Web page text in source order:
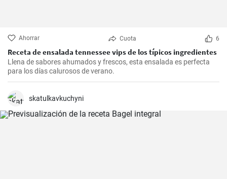
Ahorrar Cuota 6
Receta de ensalada tennessee vips de los típicos ingredientes
Llena de sabores ahumados y frescos, esta ensalada es perfecta
para los días calurosos de verano.
skatulkavkuchyni